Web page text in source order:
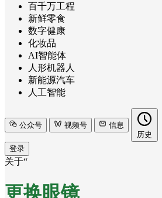
百千万工程
新鲜零食
数字健康
化妆品
AI智能体
人形机器人
新能源汽车
人工智能
公众号 视频号
信息
历史
登录
关于“
更换眼镜